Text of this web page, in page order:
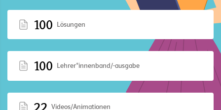
100 Lösungen
100 Lehrer*innenband/-ausgabe
Videos/Animationen